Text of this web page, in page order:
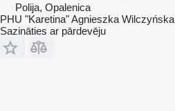
Polija, Opalenica
PHU "Karetina" Agnieszka Wilczyńska
Sazināties ar pārdevēju